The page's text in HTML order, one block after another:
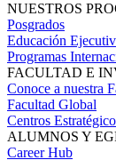
NUESTROS
Posgrados
Educación
Programas
FACULTAD E
Conoce a nuestra
Facultad Global
Centros
ALUMNOS Y
Career Hub